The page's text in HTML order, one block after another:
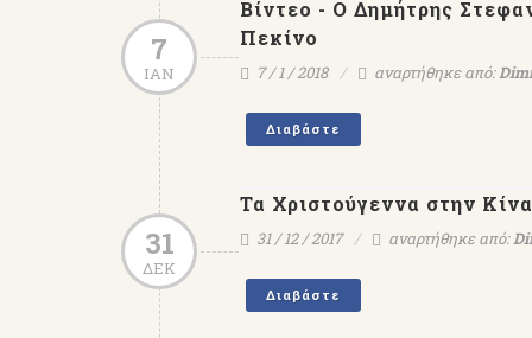
7
ΙΑΝ
Βίντεο - Ο Δημήτρης
Πεκίνο
7 / 1 / 2018 αναρτήθηκε από:
Διαβάστε
31
ΔΕΚ
Τα Χριστούγεννα στην
31 / 12 / 2017 αναρτήθηκε από:
Διαβάστε